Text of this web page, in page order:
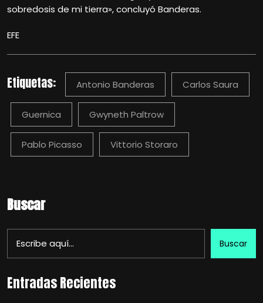
sobredosis de mi tierra», concluyó Banderas.
EFE
Etiquetas: Antonio Banderas Carlos Saura
Guernica Gwyneth Paltrow
Pablo Picasso Vittorio Storaro
Buscar
Buscar
Entradas Recientes